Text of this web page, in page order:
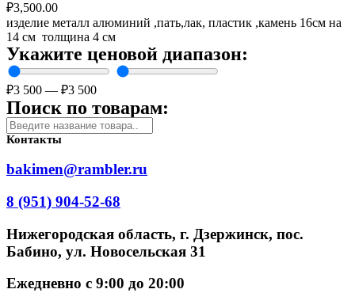
₽3,500.00
изделие металл алюминий ,пать,лак, пластик ,камень 16см на
14 см толщина 4 см
Укажите ценовой диапазон:
₽3 500 — ₽3 500
Поиск по товарам:
Контакты
bakimen@rambler.ru
8 (951) 904-52-68
Нижегородская область, г. Дзержинск, пос.
Бабино, ул. Новосельская 31
Ежедневно с 9:00 до 20:00